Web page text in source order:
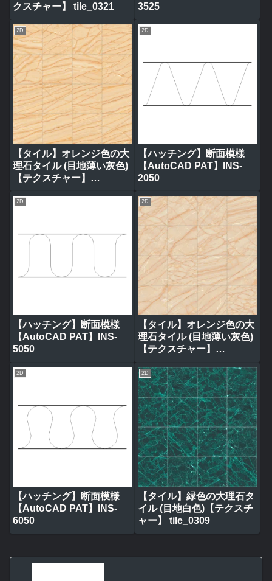
クスチャー】 tile_0321
3525
2D
【タイル】オレンジ色の大
理石タイル (目地薄い灰色)
【テクスチャー】
2D
【ハッチング】断面模様
【AutoCAD PAT】INS-
2050
2D
【ハッチング】断面模様
【AutoCAD PAT】INS-
5050
2D
【タイル】オレンジ色の大
理石タイル (目地薄い灰色)
【テクスチャー】
2D
【ハッチング】断面模様
【AutoCAD PAT】INS-
6050
2D
【タイル】緑色の大理石タ
イル (目地白色)【テクスチ
ャー】 tile_0309